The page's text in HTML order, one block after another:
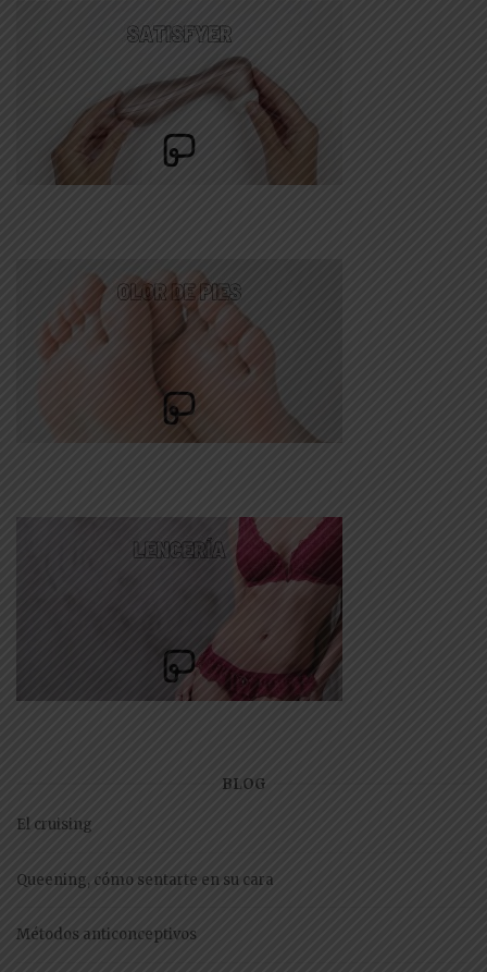
BLOG
El cruising
Queening, cómo sentarte en su cara
Métodos anticonceptivos